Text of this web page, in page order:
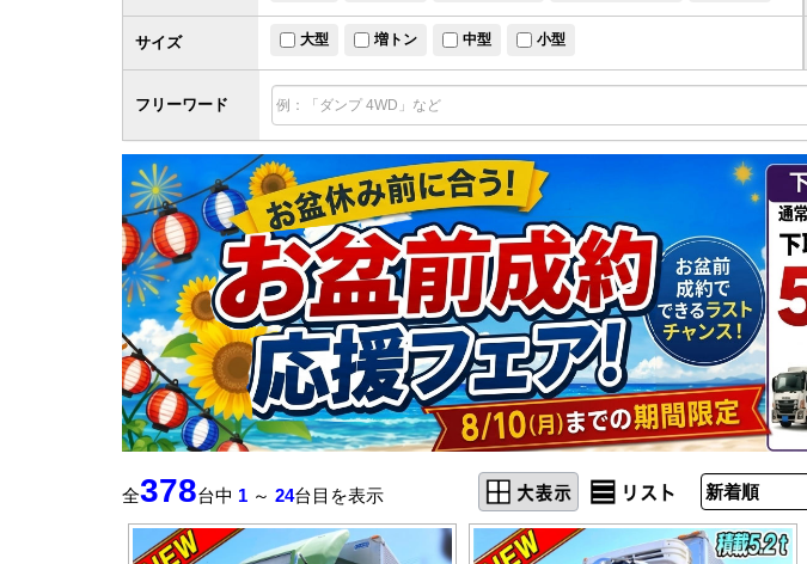
サイズ 大型 増トン 中型 小型
フリーワード
全378台中 1 ～ 24台目を表示